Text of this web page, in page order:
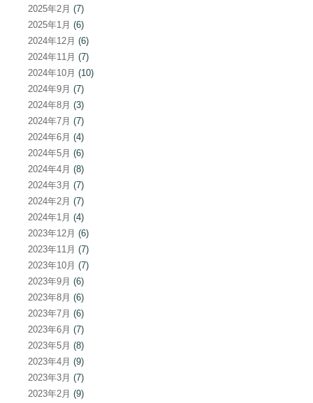
2025年2月 (7)
2025年1月 (6)
2024年12月 (6)
2024年11月 (7)
2024年10月 (10)
2024年9月 (7)
2024年8月 (3)
2024年7月 (7)
2024年6月 (4)
2024年5月 (6)
2024年4月 (8)
2024年3月 (7)
2024年2月 (7)
2024年1月 (4)
2023年12月 (6)
2023年11月 (7)
2023年10月 (7)
2023年9月 (6)
2023年8月 (6)
2023年7月 (6)
2023年6月 (7)
2023年5月 (8)
2023年4月 (9)
2023年3月 (7)
2023年2月 (9)